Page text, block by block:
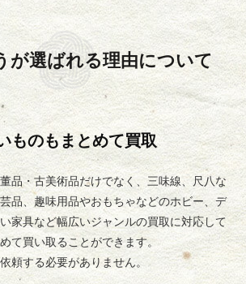
が選ばれる理由について
ものもまとめて買取
品・古美術品だけでなく、三味線、尺八な
品、趣味用品やおもちゃなどのホビー、デ
家具など幅広いジャンルの買取に対応して
て買い取ることができます。
頼する必要がありません。